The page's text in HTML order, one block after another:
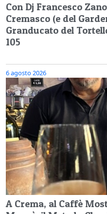
Con Dj Francesco
Cremasco (e del
Granducato del
105
6 agosto 2026
A Crema, al Caffè